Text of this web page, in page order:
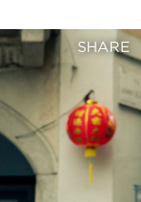
SHARE